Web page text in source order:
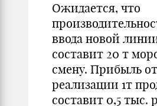
Ожидается, что
ввода новой
составит 20 т
смену. Прибыль от
реализации 1т
составит 0,5 тыс.